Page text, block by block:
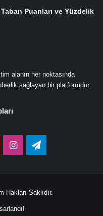
Puanları ve Yüzdelik
alanın her noktasında
sağlayan bir platformdur.
InstagramTelegram
Hakları Saklıdır.